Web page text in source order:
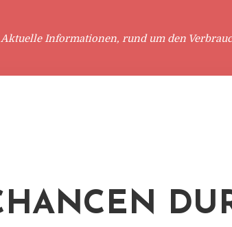
Aktuelle Informationen, rund um den